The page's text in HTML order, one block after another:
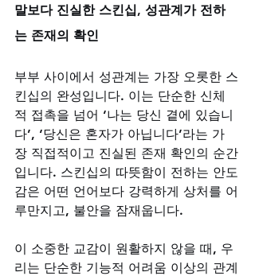
말보다 진실한 스킨십, 성관계가 전하
는 존재의 확인
부부 사이에서 성관계는 가장 오롯한 스
킨십의 완성입니다. 이는 단순한 신체
적 접촉을 넘어 ‘나는 당신 곁에 있습니
다’, ‘당신은 혼자가 아닙니다’라는 가
장 직접적이고 진실된 존재 확인의 순간
입니다. 스킨십의 따뜻함이 전하는 안도
감은 어떤 언어보다 강력하게 상처를 어
루만지고, 불안을 잠재웁니다.
이 소중한 교감이 원활하지 않을 때, 우
리는 단순한 기능적 어려움 이상의 관계